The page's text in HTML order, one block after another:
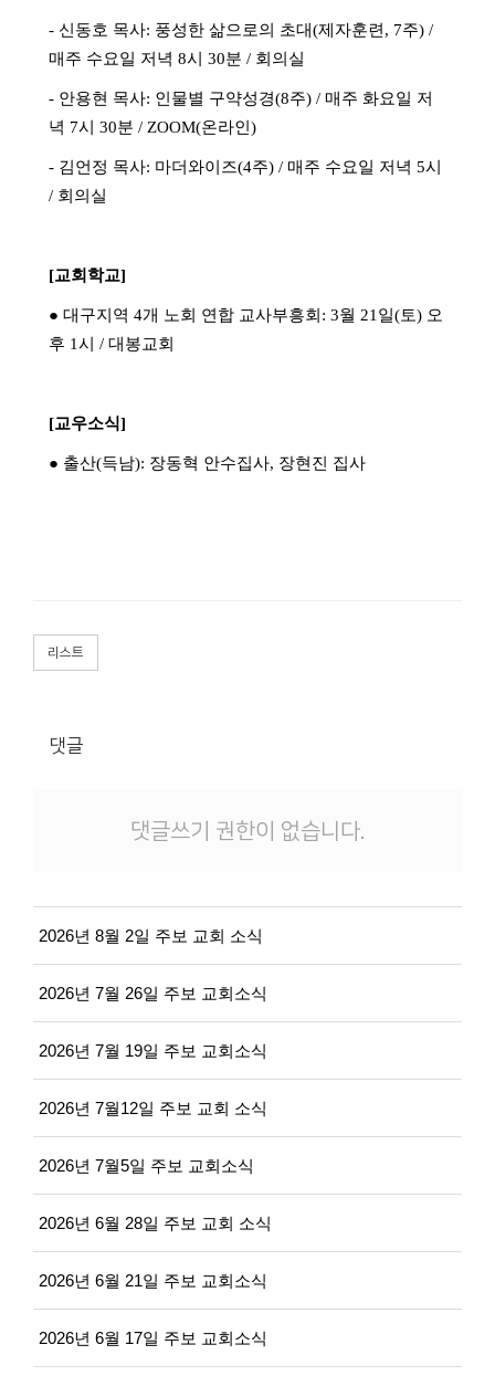
- 신동호 목사: 풍성한 삶으로의 초대(제자훈련 , 7주) /
매주 수요일 저녁 8시 30분 / 회의실
- 안용현 목사: 인물별 구약성경(8주) / 매주 화요일 저
녁 7시 30분 / ZOOM(온라인 )
- 김언정 목사: 마더와이즈(4주) / 매주 수요일 저녁 5시
/ 회의실
[교회학교]
● 대구지역 4개 노회 연합 교사부흥회 : 3월 21 일(토) 오
후 1시 / 대봉교회
[교우소식]
● 출산(득남): 장동혁 안수집사, 장현진 집사
리스트
댓글
댓글쓰기 권한이 없습니다.
2026년 8월 2일 주보 교회 소식
2026년 7월 26일 주보 교회소식
2026년 7월 19일 주보 교회소식
2026년 7월12일 주보 교회 소식
2026년 7월5일 주보 교회소식
2026년 6월 28일 주보 교회 소식
2026년 6월 21일 주보 교회소식
2026년 6월 17일 주보 교회소식